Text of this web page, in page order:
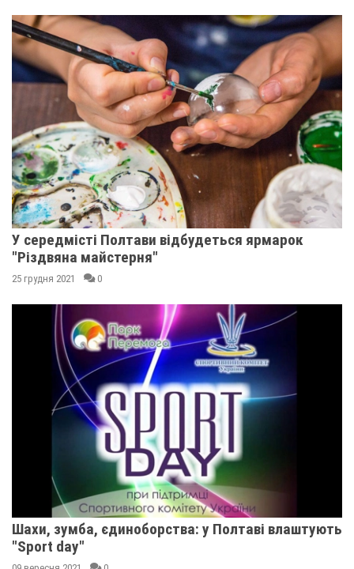
У середмісті Полтави відбудеться ярмарок
"Різдвяна майстерня"
25 грудня 2021 0
Шахи, зумба, єдиноборства: у Полтаві влаштують
"Sport day"